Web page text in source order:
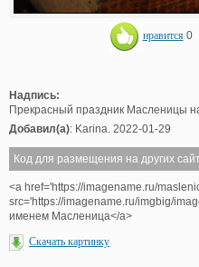
нравится 0
Надпись:
Прекрасный праздник Масленицы
Добавил(а): Karina. 2022-01-29
Код для размещения на других
<a href='https://imagename.ru/
src='https://imagename.ru/imgbig/
именем Масленица</a>
Скачать картинку